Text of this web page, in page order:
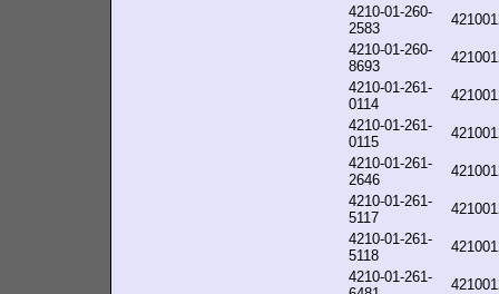
4210-01-260-
2583
4210-01-260-
8693
4210-01-261-
0114
4210-01-261-
0115
4210-01-261-
2646
4210-01-261-
5117
4210-01-261-
5118
4210-01-261-